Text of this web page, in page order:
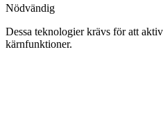
Nödvändig
Dessa teknologier krävs för att
kärnfunktioner.